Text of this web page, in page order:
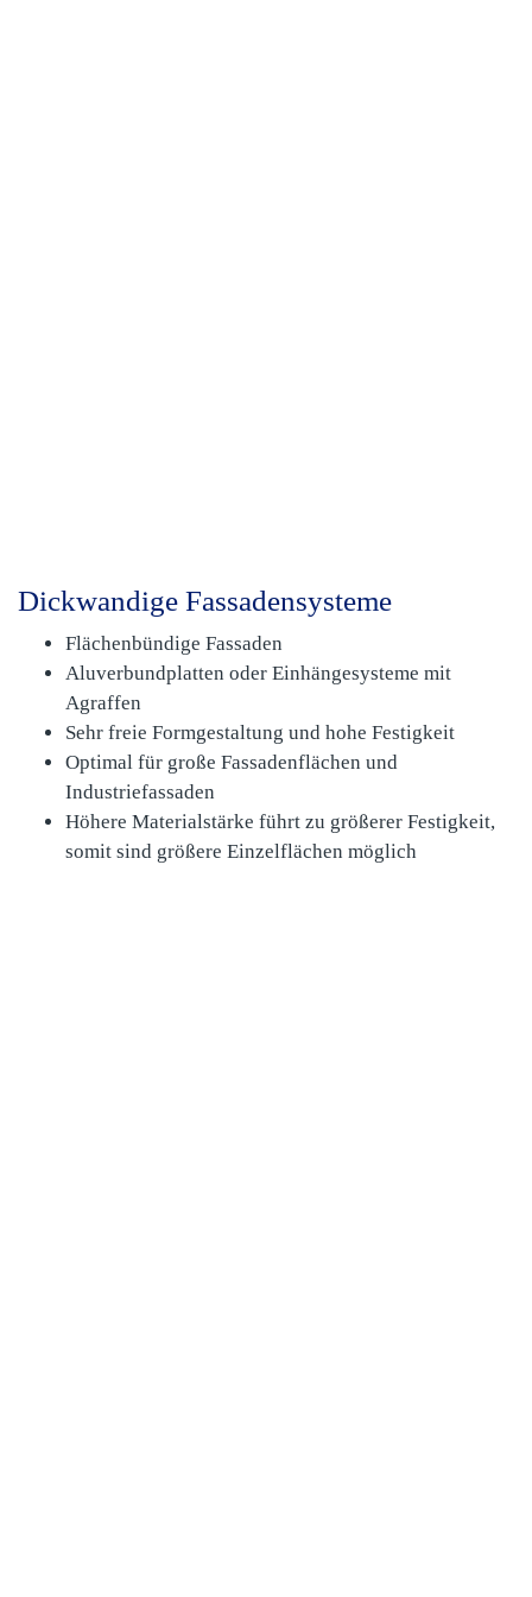
Dickwandige Fassadensysteme
Flächenbündige Fassaden
Aluverbundplatten oder Einhängesysteme mit
Agraffen
Sehr freie Formgestaltung und hohe Festigkeit
Optimal für große Fassadenflächen und
Industriefassaden
Höhere Materialstärke führt zu größerer Festigkeit,
somit sind größere Einzelflächen möglich